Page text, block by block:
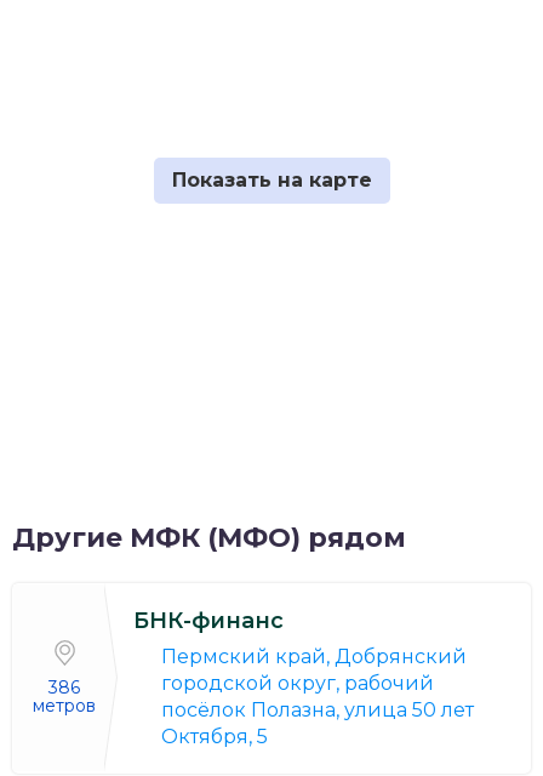
Другие МФК (МФО) рядом
386
метров
БНК-финанс
Пермский край, Добрянский
городской округ, рабочий
посёлок Полазна, улица 50 лет
Октября, 5